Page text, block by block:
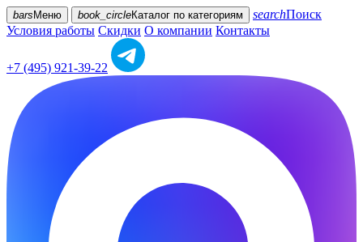
bars Меню book_circleКаталог по категориям searchПоиск
Условия работы Скидки О компании Контакты
+7 (495) 921-39-22